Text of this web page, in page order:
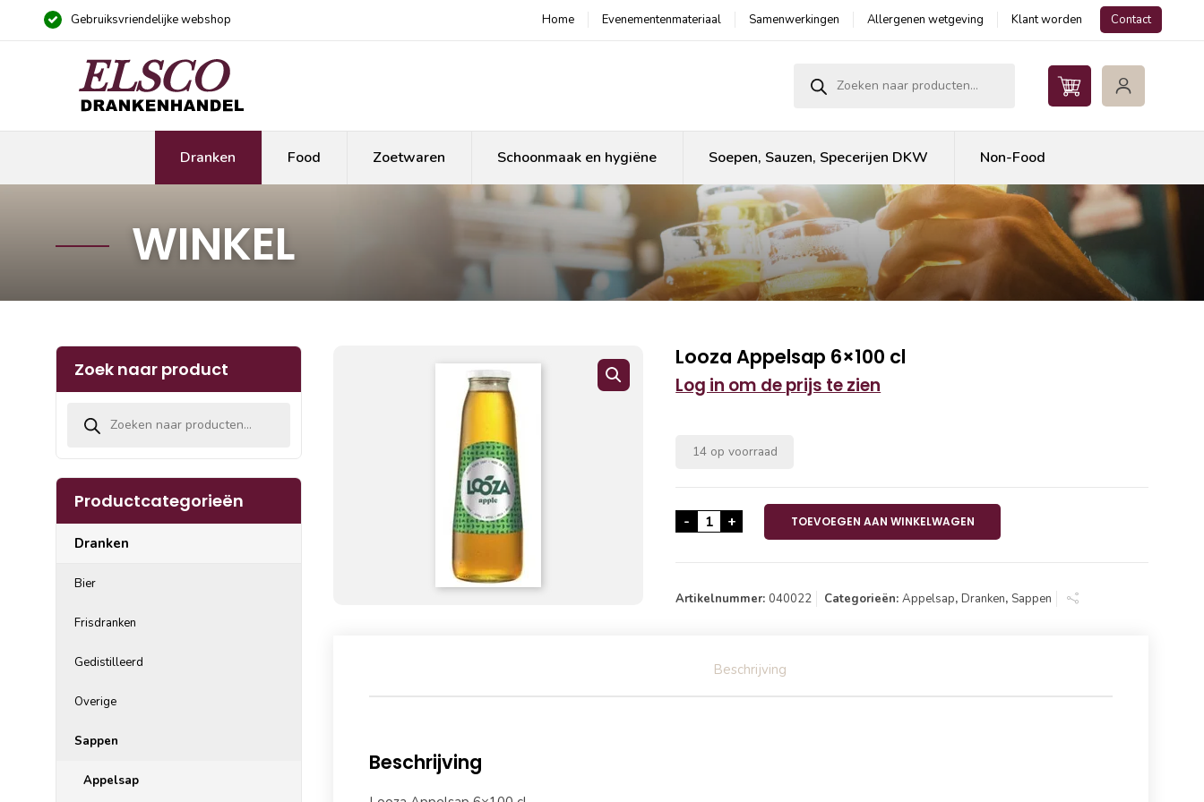
Gebruiksvriendelijke webshop Home Evenementenmateriaal Samenwerkingen Allergenen wetgeving Klant worden Contact
Dranken Food Zoetwaren Schoonmaak en hygiëne Soepen, Sauzen, Specerijen DKW Non-Food
WINKEL
Looza Appelsap 6×100 cl
Log in om de prijs te zien
14 op voorraad
- Looza Appelsap 6x100 cl aantal
+ TOEVOEGEN AAN WINKELWAGEN
Artikelnummer: 040022 Categorieën:Appelsap,Dranken, Sappen
Beschrijving
Beschrijving
Zoek naar product
Productcategorieën
Dranken
Bier
Frisdranken
Gedistilleerd
Overige
Sappen
Appelsap